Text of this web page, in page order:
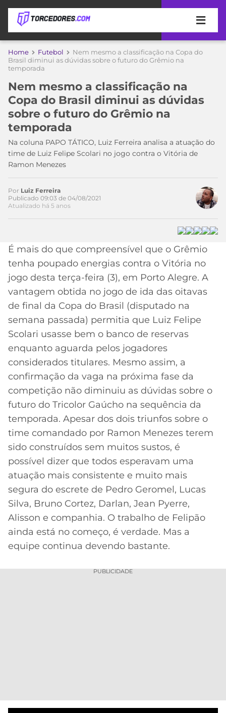
APOSTAS
DICAS
APOSTA
MELHORES
SITES
DE
APOSTAS
2026
CÓDIGO
PROMOCIONAL
DE
INDICAÇÃO
BET365
CÓDIGO
BETANO
MELHORES
APPS
DE
APOSTAS
CASSINOS
ONLINE
MELHORES
CASSINOS
ONLINE
2026
ÚLTIMAS
COPA
DO
MUNDO
TIMES
MEU
TIME
SÃO
PAULO
SANTOS
FLAMENGO
FLUMINENSE
BOTAFOGO
VASCO
INTERNACIONAL
GRÊMIO
ATLÉTICO
MG
CRUZEIRO
CAMPEONATOS
BRASILEIRÃO
LIBERTADORES
COPA
DO
BRASIL
PREMIER
SUL-
AMERICANA
LIGA
DOS
CAMPEÕES
LALIGA
MÍDIA
DA
BOLA
PALPITES
Home Futebol
Nem mesmo a classificação na Copa do
Brasil diminui as dúvidas sobre o futuro do Grêmio na
temporada
Nem mesmo a classificação na
Copa do Brasil diminui as dúvidas
sobre o futuro do Grêmio na
temporada
Na coluna PAPO TÁTICO, Luiz Ferreira analisa a atuação do
time de Luiz Felipe Scolari no jogo contra o Vitória de
Ramon Menezes
Acesse o perfil do autor
no Twitter
Por Luiz Ferreira
Publicado 09:03 de 04/08/2021
Atualizado há 5 anos
É mais do que compreensível que o Grêmio
tenha poupado energias contra o Vitória no
jogo desta terça-feira (3), em Porto Alegre. A
vantagem obtida no jogo de ida das oitavas
de final da Copa do Brasil (disputado na
semana passada) permitia que Luiz Felipe
Scolari usasse bem o banco de reservas
enquanto aguarda pelos jogadores
considerados titulares. Mesmo assim, a
confirmação da vaga na próxima fase da
competição não diminuiu as dúvidas sobre o
futuro do Tricolor Gaúcho na sequência da
temporada. Apesar dos dois triunfos sobre o
time comandado por Ramon Menezes terem
sido construídos sem muitos sustos, é
possível dizer que todos esperavam uma
atuação mais consistente e muito mais
segura do escrete de Pedro Geromel, Lucas
Silva, Bruno Cortez, Darlan, Jean Pyerre,
Alisson e companhia. O trabalho de Felipão
ainda está no começo, é verdade. Mas a
equipe continua devendo bastante.
PUBLICIDADE